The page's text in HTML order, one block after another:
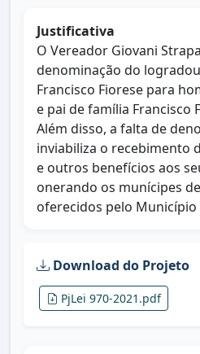
Justificativa
O Vereador Giovani
denominação do
Francisco Fiorese para
e pai de família Francisco
Além disso, a falta de
inviabiliza o recebimento
e outros benefícios aos
onerando os munícipes
oferecidos pelo Município
Download do Projeto
PjLei 970-2021.pdf